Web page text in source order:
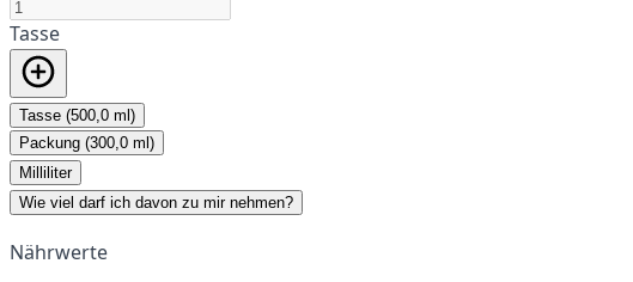
Tasse
Tasse (500,0 ml)
Packung (300,0 ml)
Milliliter
Wie viel darf ich davon zu mir nehmen?
Nährwerte